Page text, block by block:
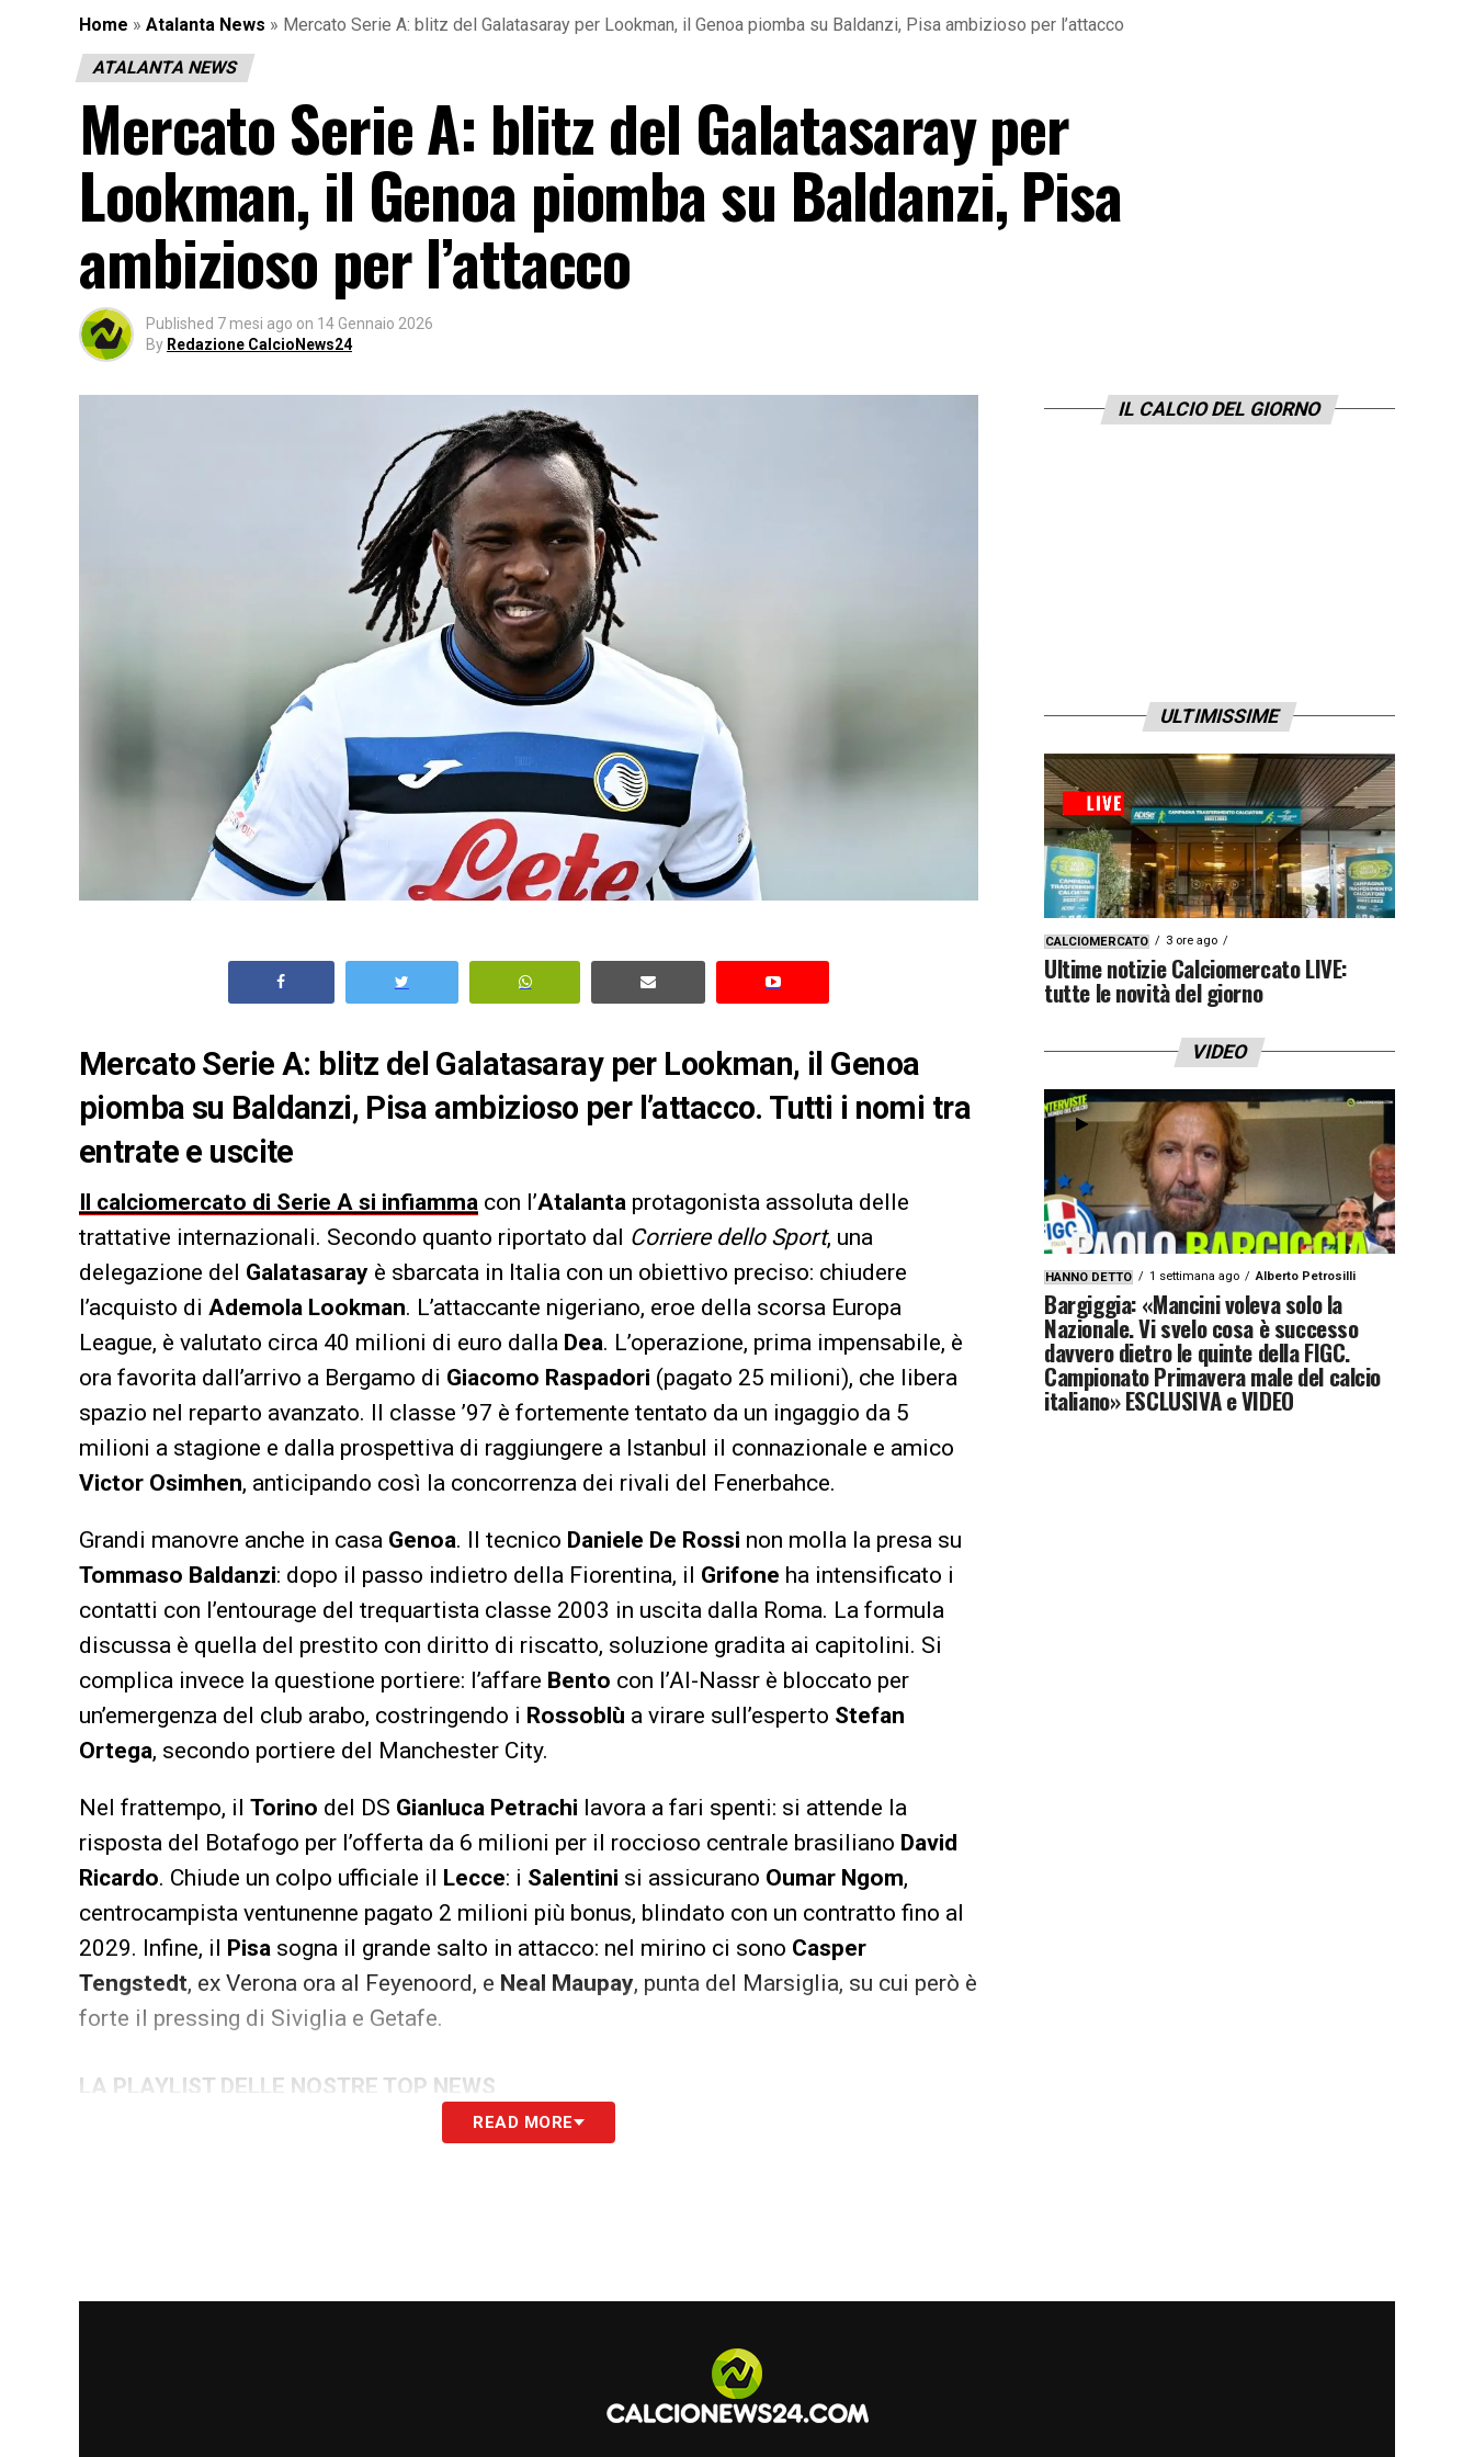
Home » Atalanta News » Mercato Serie A: blitz del Galatasaray per Lookman, il Genoa piomba su Baldanzi, Pisa ambizioso per l’attacco
ATALANTA NEWS
Mercato Serie A: blitz del Galatasaray per
Lookman, il Genoa piomba su Baldanzi, Pisa
ambizioso per l’attacco
Published 7 mesi ago on 14 Gennaio 2026
By Redazione CalcioNews24
Mercato Serie A: blitz del Galatasaray per Lookman, il Genoa
piomba su Baldanzi, Pisa ambizioso per l’attacco. Tutti i nomi tra
entrate e uscite
Il calciomercato di Serie A si infiamma con l’Atalanta protagonista assoluta delle
trattative internazionali. Secondo quanto riportato dal Corriere dello Sport, una
delegazione del Galatasaray è sbarcata in Italia con un obiettivo preciso: chiudere
l’acquisto di Ademola Lookman. L’attaccante nigeriano, eroe della scorsa Europa
League, è valutato circa 40 milioni di euro dalla Dea. L’operazione, prima impensabile, è
ora favorita dall’arrivo a Bergamo di Giacomo Raspadori (pagato 25 milioni), che libera
spazio nel reparto avanzato. Il classe ’97 è fortemente tentato da un ingaggio da 5
milioni a stagione e dalla prospettiva di raggiungere a Istanbul il connazionale e amico
Victor Osimhen, anticipando così la concorrenza dei rivali del Fenerbahce.
Grandi manovre anche in casa Genoa. Il tecnico Daniele De Rossi non molla la presa su
Tommaso Baldanzi: dopo il passo indietro della Fiorentina, il Grifone ha intensificato i
contatti con l’entourage del trequartista classe 2003 in uscita dalla Roma. La formula
discussa è quella del prestito con diritto di riscatto, soluzione gradita ai capitolini. Si
complica invece la questione portiere: l’affare Bento con l’Al-Nassr è bloccato per
un’emergenza del club arabo, costringendo i Rossoblù a virare sull’esperto Stefan
Ortega, secondo portiere del Manchester City.
Nel frattempo, il Torino del DS Gianluca Petrachi lavora a fari spenti: si attende la
risposta del Botafogo per l’offerta da 6 milioni per il roccioso centrale brasiliano David
Ricardo. Chiude un colpo ufficiale il Lecce: i Salentini si assicurano Oumar Ngom,
centrocampista ventunenne pagato 2 milioni più bonus, blindato con un contratto fino al
2029. Infine, il Pisa sogna il grande salto in attacco: nel mirino ci sono Casper
Tengstedt, ex Verona ora al Feyenoord, e Neal Maupay, punta del Marsiglia, su cui però è
forte il pressing di Siviglia e Getafe.
LA PLAYLIST DELLE NOSTRE TOP NEWS
READ MORE
IL CALCIO DEL GIORNO
ULTIMISSIME
CALCIOMERCATO 3 ore ago
Ultime notizie Calciomercato LIVE:
tutte le novità del giorno
VIDEO
HANNO DETTO 1 settimana ago Alberto Petrosilli
Bargiggia: «Mancini voleva solo la
Nazionale. Vi svelo cosa è successo
davvero dietro le quinte della FIGC.
Campionato Primavera male del calcio
italiano» ESCLUSIVA e VIDEO